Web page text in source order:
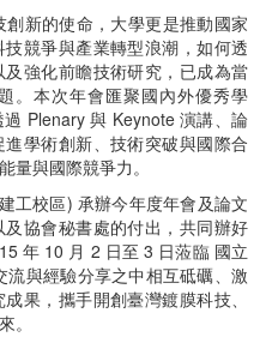
新的使命，大學更是推動國家
競爭與產業轉型浪潮，如何透
強化前瞻技術研究，已成為當
。本次年會匯聚國內外優秀學
Plenary與 Keynote 演講、論
學術創新、技術突破與國際合
量與國際競爭力。
校區) 承辦今年度年會及論文
協會秘書處的付出，共同辦好
年 10 月 2 日至 3 日蒞臨 國立
與經驗分享之中相互砥礪、激
果，攜手開創臺灣鍍膜科技、
。